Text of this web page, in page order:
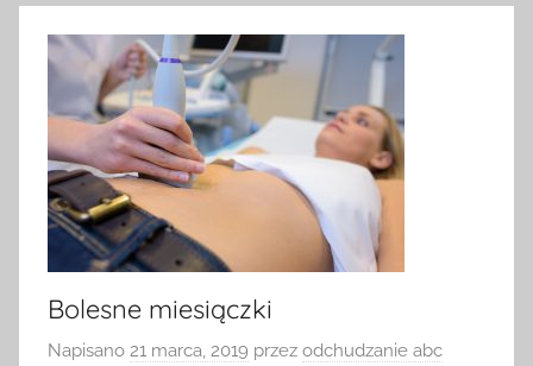
Bolesne miesiączki
Napisano 21 marca, 2019 przez odchudzanie abc